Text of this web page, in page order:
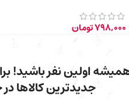
798,000تومان
اولین نفر باشید!
جدیدترین کالاها